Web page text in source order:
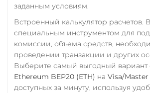
ERC20
ERC20
заданным условиям.
Встроенный калькулятор расчетов.
специальным инструментом для
комиссии, объема средств,
проведении транзакции и других
Выберите самый выгодный вариант
Ethereum BEP20 (ETH) на Visa/Master
доступных за минуту, используя